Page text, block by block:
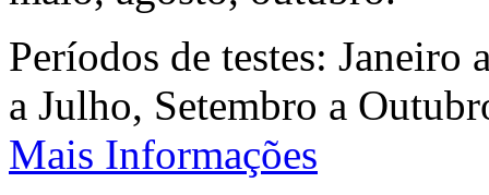
Períodos de testes:
a Julho, Setembro a
Mais Informações